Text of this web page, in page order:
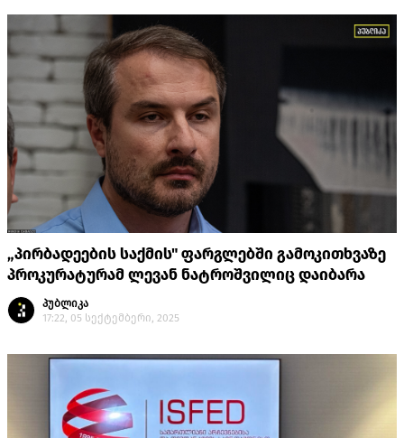
„პირბადეების საქმის" ფარგლებში გამოკითხვაზე
პროკურატურამ ლევან ნატროშვილიც დაიბარა
პუბლიკა
17:22, 05 სექტემბერი, 2025